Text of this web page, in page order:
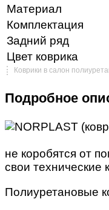
Материал
Комплектация
Задний ряд
Цвет коврика
Коврики в салон
Подробное
не коробятся от
свои технические
Полиуретановые